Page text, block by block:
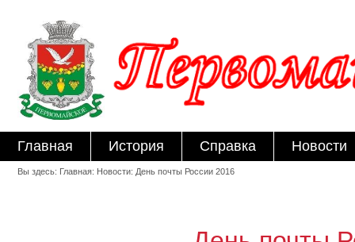
Главная История Справка Новости
Вы здесь: Главная: Новости: День почты России 2016